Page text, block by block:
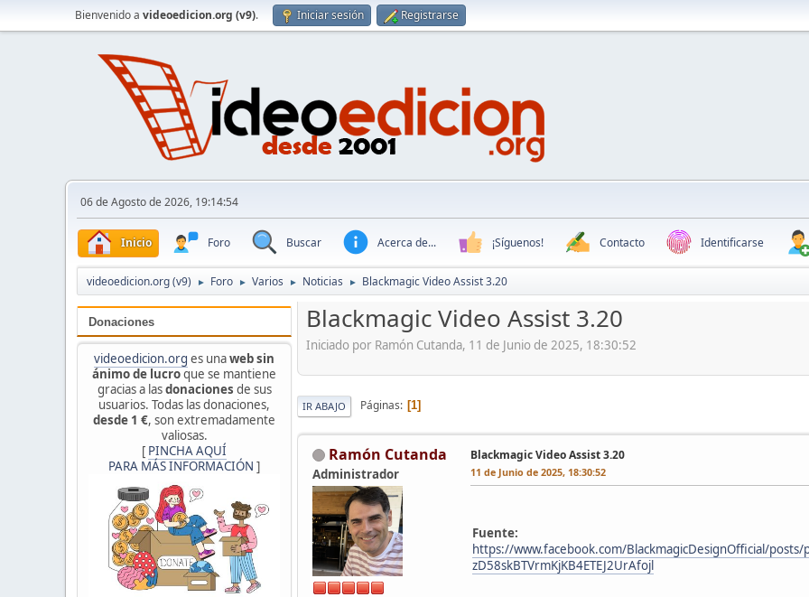
Bienvenido a videoedicion.org (v9). Iniciar sesión Registrarse
06 de Agosto de 2026, 19:14:54
Inicio Foro Buscar Acerca de... ¡Síguenos! Contacto Identificarse
videoedicion.org (v9) ► Foro ► Varios ► Noticias ► Blackmagic Video Assist 3.20
Donaciones
videoedicion.org es unaweb sin
ánimo de lucroque se mantiene
gracias a lasdonaciones de sus
usuarios. Todas las donaciones,
desde 1 €, son extremadamente
valiosas.
[ PINCHA AQUÍ
PARA MÁS INFORMACIÓN ]
Blackmagic Video Assist 3.20
Iniciado por Ramón Cutanda, 11 de Junio de 2025, 18:30:52
IR ABAJO Páginas 1
Ramón Cutanda
Administrador
Blackmagic Video Assist 3.20
11 de Junio de 2025, 18:30:52
Fuente:
https://www.facebook.com/BlackmagicDesignOfficial/posts/
zD58skBTVrmKjKB4ETEJ2UrAfojl